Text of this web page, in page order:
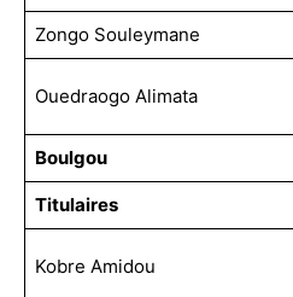
Zongo Souleymane
Ouedraogo Alimata
Boulgou
Titulaires
Kobre Amidou